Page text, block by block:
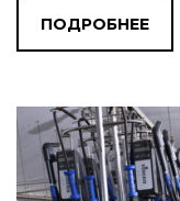
ПОДРОБНЕЕ